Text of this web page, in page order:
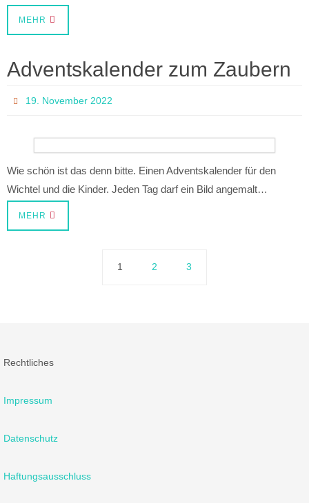
MEHR
Adventskalender zum Zaubern
19. November 2022
Wie schön ist das denn bitte. Einen Adventskalender für den
Wichtel und die Kinder. Jeden Tag darf ein Bild angemalt…
MEHR
1 2 3
Rechtliches
Impressum
Datenschutz
Haftungsausschluss